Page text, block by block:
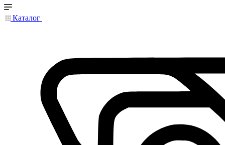
Каталог